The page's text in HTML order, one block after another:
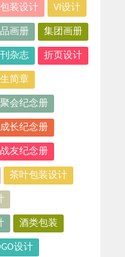
包装设计 VI设计
画册 集团画册
杂志 折页设计
简章
聚会纪念册
成长纪念册
战友纪念册
茶叶包装设计
酒类包装
设计